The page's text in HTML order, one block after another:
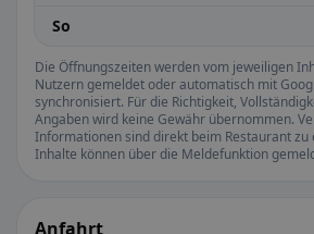
So
Die Öffnungszeiten werden vom jeweiligen
Nutzern gemeldet oder automatisch mit
synchronisiert. Für die Richtigkeit,
Angaben wird keine Gewähr übernommen.
Informationen sind direkt beim Restaurant zu
Inhalte können über die Meldefunktion
Anfahrt